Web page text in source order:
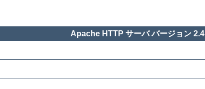
Apache HTTP サーバ バージョン 2.4